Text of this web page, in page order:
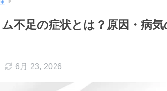
不足の症状とは？原因・病
6月 23, 2026